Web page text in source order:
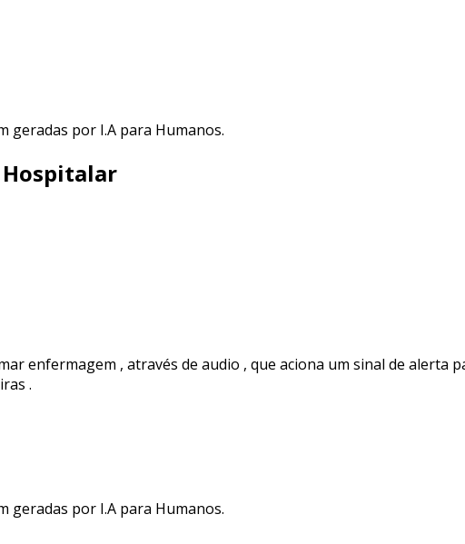
geradas por I.A para Humanos.
Hospitalar
enfermagem , através de audio , que aciona um sinal de alerta
.
geradas por I.A para Humanos.